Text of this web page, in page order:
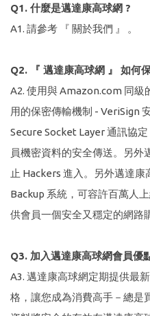
Q1. 什麼是邁達康高球網 ?
A1. 請參考 『 關於我們 』 。
Q2. 『 邁達康高球網 』 如何
A2. 使用與 Amazon.com 同級
用的保密傳輸機制 - VeriSign
Secure Socket Layer 通訊協
員機密資料的安全傳送。另
止 Hackers 進入。另外邁達
Backup 系統，可容許百萬人
供會員一個安全又穩定的網路
Q3. 加入邁達康高球網會員優
A3. 邁達康高球網定期提供最
格，讓您成為消費高手－總是